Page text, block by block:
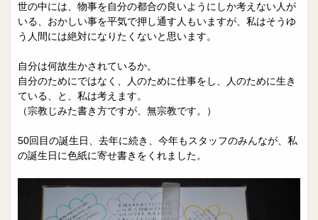
世の中には、物事を自分の都合の良いようにしか考えない人が
いる、おかしい事を平気で押し通す人もいますが、私はそうゆ
う人間には絶対になりたくないと思います。
自分は何故生かされているか。
自分のためにではなく、人のために仕事をし、人のために生き
ている、と、私は考えます。
（宗教じみた書き方ですが、無宗教です。）
50回目の誕生日、去年に続き、今年もスタッフのみんなが、私
の誕生日に色紙に寄せ書きをくれました。